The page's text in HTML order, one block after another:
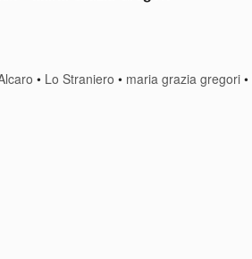
• Lo Straniero • maria grazia gregori •